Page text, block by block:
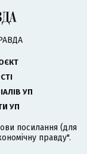
УП
УП
посилання (для
правду".